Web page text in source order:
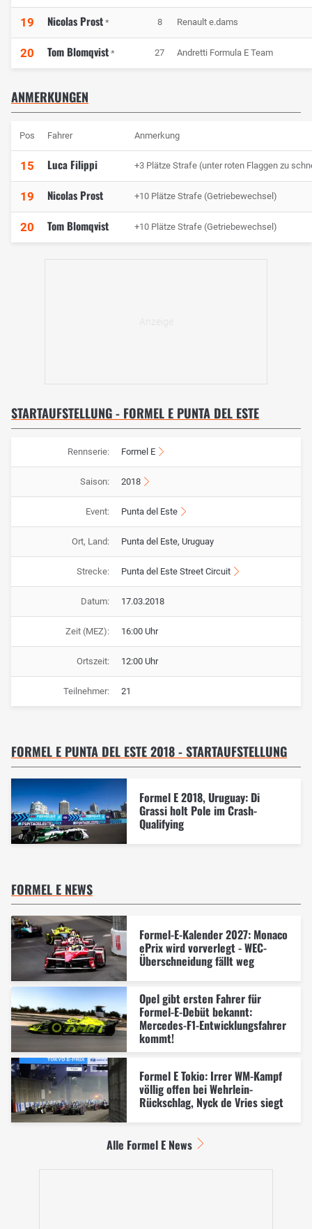
19 Nicolas Prost * 8 Renault e.dams
20 Tom Blomqvist * 27 Andretti Formula E Team
ANMERKUNGEN
Pos Fahrer Anmerkung
15 Luca Filippi +3 Plätze Strafe (unter roten Flaggen zu
19 Nicolas Prost +10 Plätze Strafe (Getriebewechsel)
20 Tom Blomqvist +10 Plätze Strafe (Getriebewechsel)
STARTAUFSTELLUNG - FORMEL E PUNTA DEL ESTE
Rennserie: Formel E
Saison: 2018
Event: Punta del Este
Ort, Land: Punta del Este, Uruguay
Strecke: Punta del Este Street Circuit
Datum: 17.03.2018
Zeit (MEZ): 16:00 Uhr
Ortszeit: 12:00 Uhr
Teilnehmer: 21
FORMEL E PUNTA DEL ESTE 2018 - STARTAUFSTELLUNG
Formel E 2018, Uruguay: Di
Grassi holt Pole im Crash-
Qualifying
FORMEL E NEWS
Formel-E-Kalender 2027: Monaco
ePrix wird vorverlegt - WEC-
Überschneidung fällt weg
Opel gibt ersten Fahrer für
Formel-E-Debüt bekannt:
Mercedes-F1-Entwicklungsfahrer
kommt!
Formel E Tokio: Irrer WM-Kampf
völlig offen bei Wehrlein-
Rückschlag, Nyck de Vries siegt
Alle Formel E News